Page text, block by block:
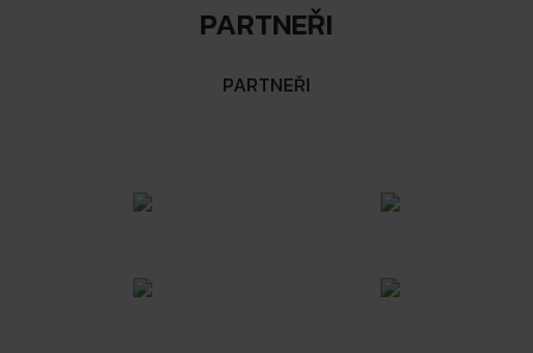
PARTNEŘI
PARTNEŘI